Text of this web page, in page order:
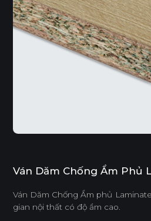
Ván Dăm Chống Ẩm Phủ
Ván Dăm Chống Ẩm phủ
gian nội thất có độ ẩm cao.